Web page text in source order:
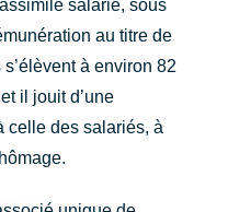
salarié, sous
au titre de
à environ 82
il jouit d’une
celle des salariés, à